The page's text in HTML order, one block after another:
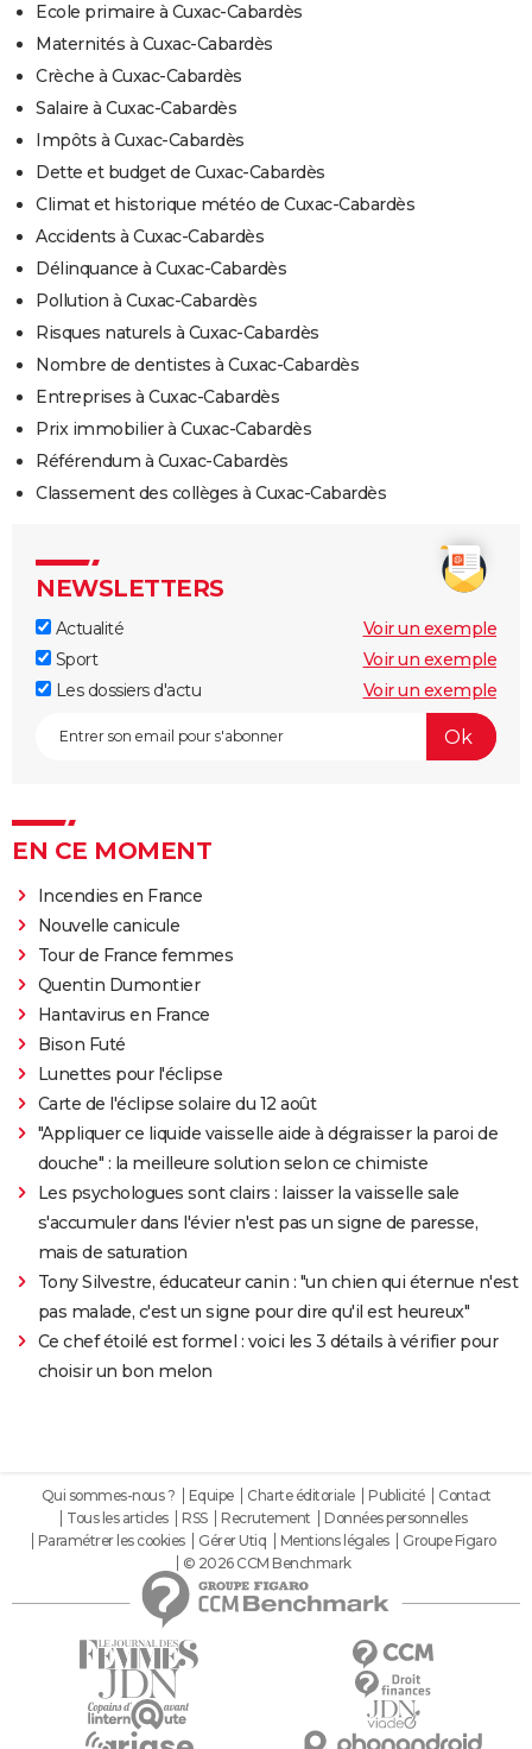
Ecole primaire à Cuxac-Cabardès
Maternités à Cuxac-Cabardès
Crèche à Cuxac-Cabardès
Salaire à Cuxac-Cabardès
Impôts à Cuxac-Cabardès
Dette et budget de Cuxac-Cabardès
Climat et historique météo de Cuxac-Cabardès
Accidents à Cuxac-Cabardès
Délinquance à Cuxac-Cabardès
Pollution à Cuxac-Cabardès
Risques naturels à Cuxac-Cabardès
Nombre de dentistes à Cuxac-Cabardès
Entreprises à Cuxac-Cabardès
Prix immobilier à Cuxac-Cabardès
Référendum à Cuxac-Cabardès
Classement des collèges à Cuxac-Cabardès
NEWSLETTERS
Actualité
Voir un exemple
Sport
Voir un exemple
Les dossiers d'actu
Voir un exemple
EN CE MOMENT
Incendies en France
Nouvelle canicule
Tour de France femmes
Quentin Dumontier
Hantavirus en France
Bison Futé
Lunettes pour l'éclipse
Carte de l'éclipse solaire du 12 août
"Appliquer ce liquide vaisselle aide à dégraisser la paroi de
douche" : la meilleure solution selon ce chimiste
Les psychologues sont clairs : laisser la vaisselle sale
s'accumuler dans l'évier n'est pas un signe de paresse,
mais de saturation
Tony Silvestre, éducateur canin : "un chien qui éternue n'est
pas malade, c'est un signe pour dire qu'il est heureux"
Ce chef étoilé est formel : voici les 3 détails à vérifier pour
choisir un bon melon
Qui sommes-nous ? Equipe Charte éditoriale Publicité
Contact
Tous les articles
RSS Recrutement
Données personnelles
Paramétrer les cookies
Gérer Utiq Mentions légales
Groupe Figaro
© 2026 CCM Benchmark